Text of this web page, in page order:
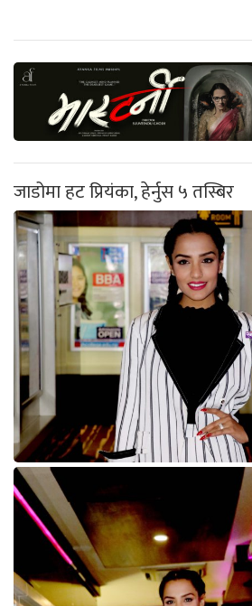
जाडोमा हट प्रियंका, हेर्नुस ५ तस्बिर